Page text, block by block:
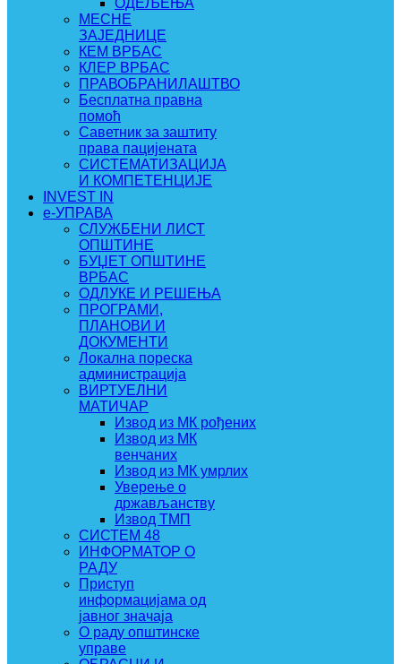
ОДЕЉЕЊА
МЕСНЕ
ЗАЈЕДНИЦЕ
КЕМ ВРБАС
КЛЕР ВРБАС
ПРАВОБРАНИЛАШТВО
Бесплатна правна
помоћ
Саветник за заштиту
права пацијената
СИСТЕМАТИЗАЦИЈА
И КОМПЕТЕНЦИЈЕ
INVEST IN
e-УПРАВА
СЛУЖБЕНИ ЛИСТ
ОПШТИНЕ
БУЏЕТ ОПШТИНЕ
ВРБАС
ОДЛУКЕ И РЕШЕЊА
ПРОГРАМИ,
ПЛАНОВИ И
ДОКУМЕНТИ
Локална пореска
администрација
ВИРТУЕЛНИ
МАТИЧАР
Извод из МК рођених
Извод из МК
венчаних
Извод из МК умрлих
Уверење о
држављанству
Извод ТМП
СИСТЕМ 48
ИНФОРМАТОР О
РАДУ
Приступ
информацијама од
јавног значаја
О раду општинске
управе